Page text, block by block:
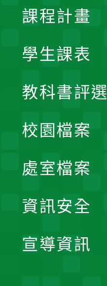
課程計畫
學生課表
教科書評選
校園檔案
處室檔案
資訊安全
宣導資訊